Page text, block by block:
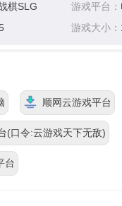
棋SLG 游戏平台：
游戏大小：
顺网云游戏平台
(口令:云游戏天下无敌)
台